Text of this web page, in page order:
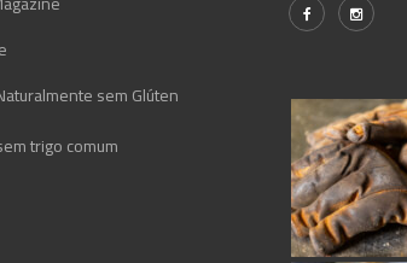
sem Glúten
trigo comum